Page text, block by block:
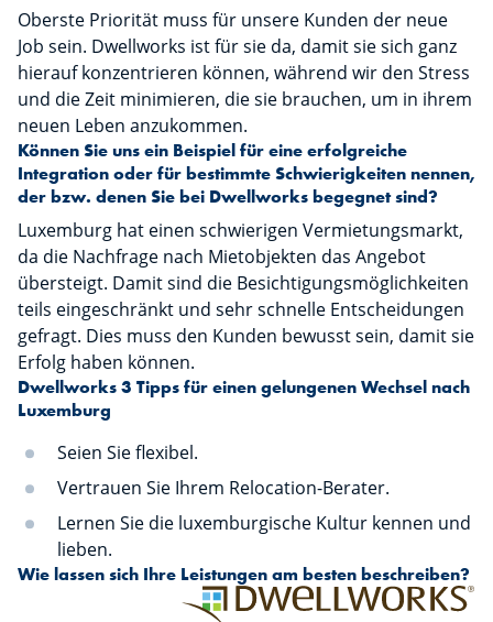
Oberste Priorität muss für unsere Kunden der neue
Job sein. Dwellworks ist für sie da, damit sie sich ganz
hierauf konzentrieren können, während wir den Stress
und die Zeit minimieren, die sie brauchen, um in ihrem
neuen Leben anzukommen.
Können Sie uns ein Beispiel für eine erfolgreiche
Integration oder für bestimmte Schwierigkeiten nennen,
der bzw. denen Sie bei Dwellworks begegnet sind?
Luxemburg hat einen schwierigen Vermietungsmarkt,
da die Nachfrage nach Mietobjekten das Angebot
übersteigt. Damit sind die Besichtigungsmöglichkeiten
teils eingeschränkt und sehr schnelle Entscheidungen
gefragt. Dies muss den Kunden bewusst sein, damit sie
Erfolg haben können.
Dwellworks 3 Tipps für einen gelungenen Wechsel nach
Luxemburg
Seien Sie flexibel.
Vertrauen Sie Ihrem Relocation-Berater.
Lernen Sie die luxemburgische Kultur kennen und
lieben.
Wie lassen sich Ihre Leistungen am besten beschreiben?